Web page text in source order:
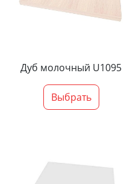
Дуб молочный U1095
Выбрать